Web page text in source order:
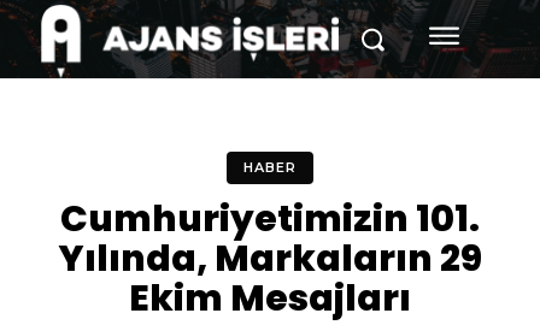
HABER
Cumhuriyetimizin 101.
Yılında, Markaların 29
Ekim Mesajları